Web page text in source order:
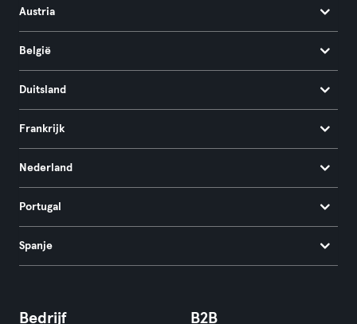
Austria
België
Duitsland
Frankrijk
Nederland
Portugal
Spanje
Bedrijf B2B